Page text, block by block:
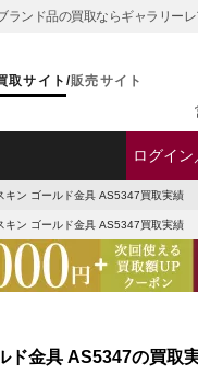
ランド品の買取ならギャラリーレ
取サイト /販売サイト
ログイ
キン ゴールド金具 AS5347買取実績
キン ゴールド金具 AS5347買取実績
ド金具 AS5347の買取